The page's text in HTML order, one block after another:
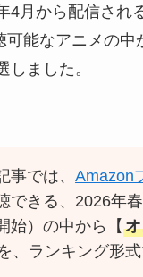
4月から配信され
可能なアニメの中
しました。
事では、Amazon
できる、2026年
始）の中から【
、ランキング形